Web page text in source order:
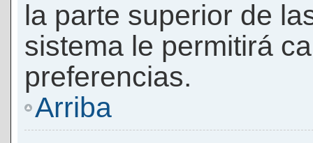
la parte superior de
sistema le permitirá
preferencias.
Arriba